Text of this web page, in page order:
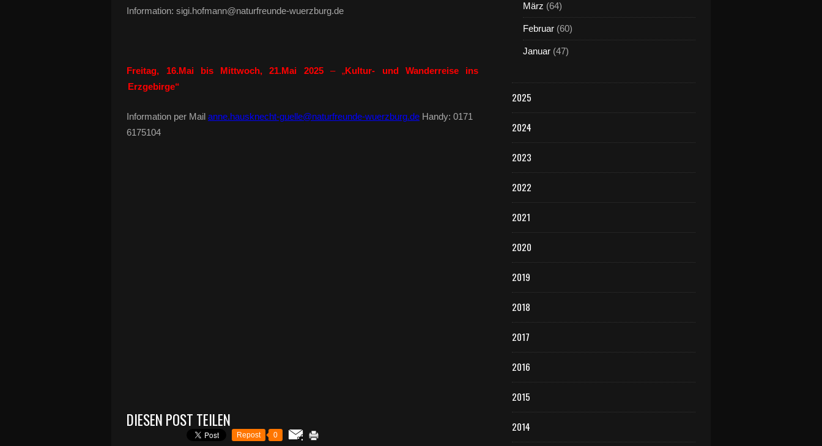
Information: sigi.hofmann@naturfreunde-wuerzburg.de
Freitag, 16.Mai bis Mittwoch, 21.Mai 2025– „Kultur- und Wanderreise ins
Erzgebirge“
Information per Mail anne.hausknecht-guelle@naturfreunde-wuerzburg.de Handy: 0171
6175104
DIESEN POST TEILEN
Repost 0
März (64)
Februar (60)
Januar (47)
2025
2024
2023
2022
2021
2020
2019
2018
2017
2016
2015
2014